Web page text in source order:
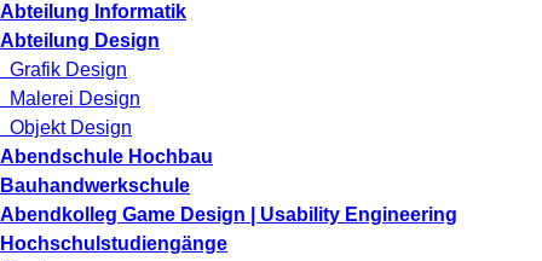
Abteilung Informatik
Abteilung Design
Grafik Design
Malerei Design
Objekt Design
Abendschule Hochbau
Bauhandwerkschule
Abendkolleg Game Design | Usability Engineering
Hochschulstudiengänge